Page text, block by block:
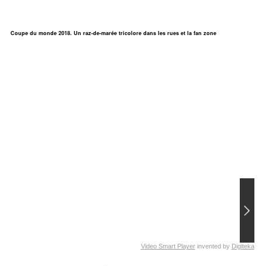
Coupe du monde 2018. Un raz-de-marée tricolore dans les rues et la fan zone
Video Smart Playerinvented by Digiteka